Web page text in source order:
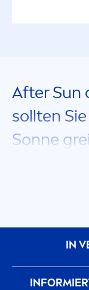
AfterSun
sollten
Sonne
Die
gehört nicht
Sonne,
Während eine
oder eine
Strahlung
IN